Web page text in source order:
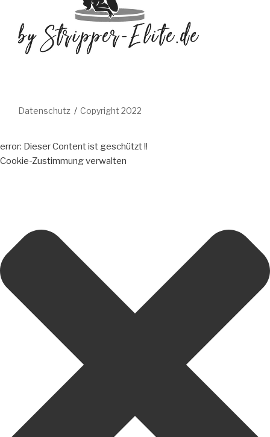
Datenschutz Copyright 2022
error: Dieser Content ist geschützt !!
Cookie-Zustimmung verwalten